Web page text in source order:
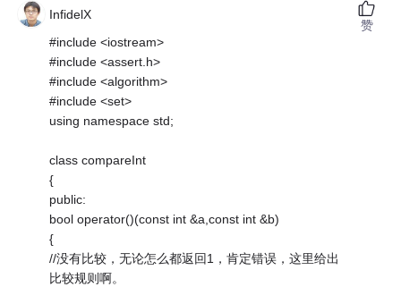
InfidelX
#include <iostream>
#include <assert.h>
#include <algorithm>
#include <set>
using namespace std;
class compareInt
{
public:
bool operator()(const int &a,const int &b)
{
//没有比较，无论怎么都返回1，肯定错误，这里给出
比较规则啊。
赞